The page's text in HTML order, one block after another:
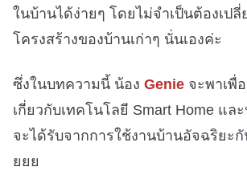
ในบ้านได้ง่ายๆ โดยไม่จำเป็นต้องเป
โครงสร้างของบ้านเก่าๆ นั่นเองค่ะ
ซึ่งในบทความนี้ น้อง Genie จะพาเพื่
เกี่ยวกับเทคโนโลยี Smart Home แล
จะได้รับจากการใช้งานบ้านอัจฉริยะกั
ยยย